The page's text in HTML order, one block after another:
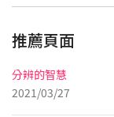
推薦頁面
分辨的智慧
2021/03/27